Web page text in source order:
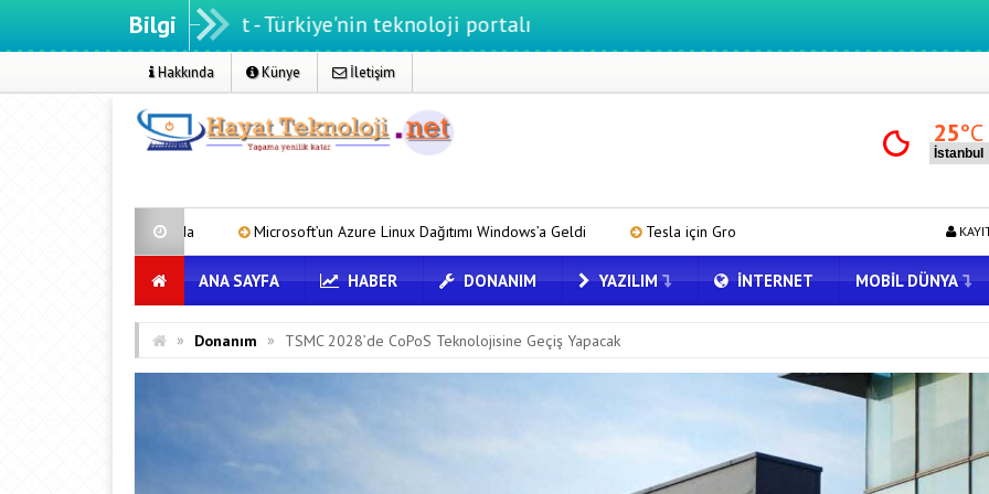
Bilgi- Türkiye'nin teknoloji portalı
Hakkında Künye İletişim
25°C
Microsoft’un Azure Linux Dağıtımı Windows’a Geldi Tesla için Grok Türkiye’de! Model Y’de Türkçe Grok’u İndirip Denedik
ANA SAYFA HABER DONANIM YAZILIM İNTERNET MOBIL DÜNYA
» Donanım » TSMC 2028’de CoPoS Teknolojisine Geçiş Yapacak